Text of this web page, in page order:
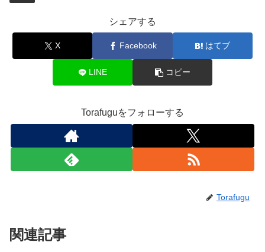
シェアする
X Facebook はてブ
LINE コピー
Torafuguをフォローする
Torafugu
関連記事